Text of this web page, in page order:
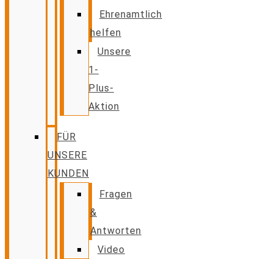
Ehrenamtlich
helfen
Unsere
1-
Plus-
Aktion
FÜR
UNSERE
KUNDEN
Fragen
&
Antworten
Video